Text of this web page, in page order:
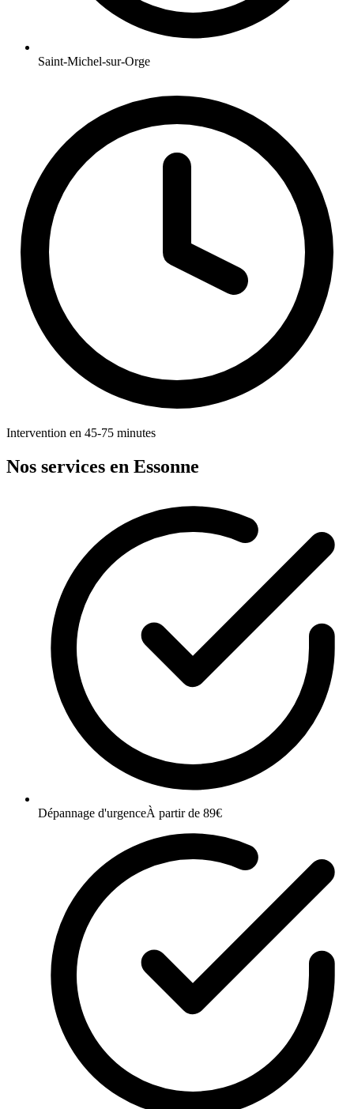
Saint-Michel-sur-Orge
Intervention en 45-75 minutes
Nos services en Essonne
Dépannage d'urgenceÀ partir de 89€